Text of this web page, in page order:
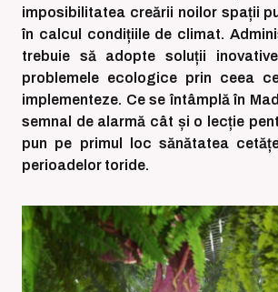
imposibilitatea creării noilor spații
în calcul condițiile de climat.
trebuie să adopte soluții
problemele ecologice prin ceea
implementeze. Ce se întâmplă în
semnal de alarmă cât și o lecție
pun pe primul loc sănătatea
perioadelor toride.